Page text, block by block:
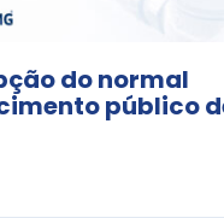
do normal
público